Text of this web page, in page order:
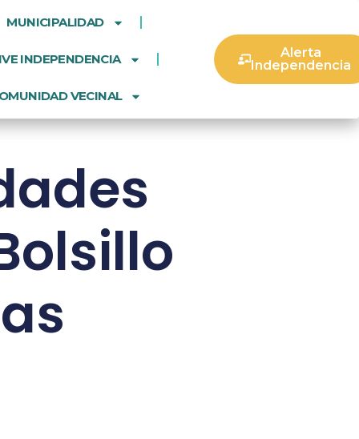
MUNICIPALIDAD
INDEPENDENCIA
VECINAL
Alerta
Independencia